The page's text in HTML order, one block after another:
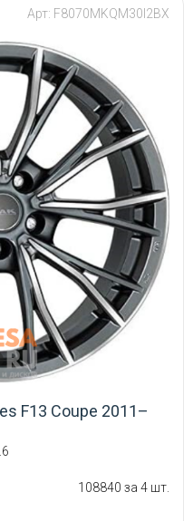
Арт: F8070MKQM30I2BX
F13 Coupe 2011–
108840 за 4 шт.